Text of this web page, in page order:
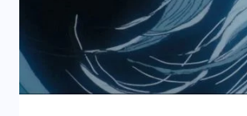
26/02/